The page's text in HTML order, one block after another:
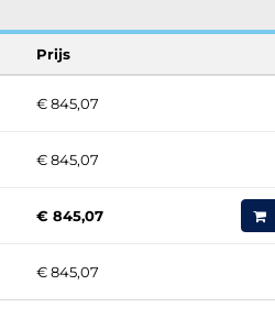
Prijs
€ 845,07
€ 845,07
€ 845,07
€ 845,07